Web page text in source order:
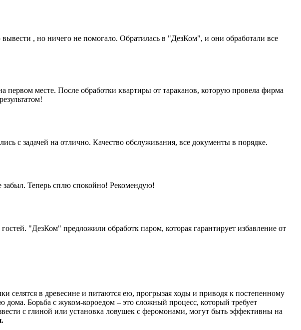
, но ничего не помогало. Обратилась в "ДезКом", и они обработали все
первом месте. После обработки квартиры от тараканов, которую провела фирма
с задачей на отлично. Качество обслуживания, все документы в порядке.
Теперь сплю спокойно! Рекомендую!
"ДезКом" предложили обработк паром, которая гарантирует избавление от
селятся в древесине и питаются ею, прогрызая ходы и приводя к постепенному
Борьба с жуком-короедом – это сложный процесс, который требует
с глиной или установка ловушек с феромонами, могут быть эффективны на